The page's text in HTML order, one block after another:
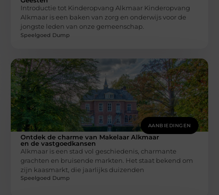
Introductie tot Kinderopvang Alkmaar Kinderopvang
Alkmaar is een baken van zorg en onderwijs voor de
jongste leden van onze gemeenschap.
Speelgoed Dump
AANBIEDINGEN
Ontdek de charme van Makelaar Alkmaar
en de vastgoedkansen
Alkmaar is een stad vol geschiedenis, charmante
grachten en bruisende markten. Het staat bekend om
zijn kaasmarkt, die jaarlijks duizenden
Speelgoed Dump